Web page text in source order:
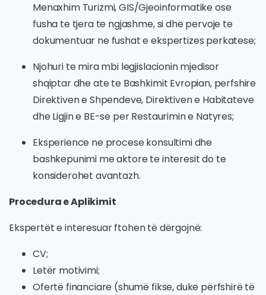
Menaxhim Turizmi, GIS/Gjeoinformatike ose
fusha te tjera te ngjashme, si dhe pervoje te
dokumentuar ne fushat e ekspertizes perkatese;
Njohuri te mira mbi legjislacionin mjedisor
shqiptar dhe ate te Bashkimit Evropian, perfshire
Direktiven e Shpendeve, Direktiven e Habitateve
dhe Ligjin e BE-se per Restaurimin e Natyres;
Eksperience ne procese konsultimi dhe
bashkepunimi me aktore te interesit do te
konsiderohet avantazh.
Procedura e Aplikimit
Ekspertët e interesuar ftohen të dërgojnë:
CV;
Letër motivimi;
Ofertë financiare (shumë fikse, duke përfshirë të